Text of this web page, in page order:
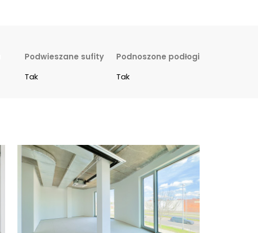
Podwieszane sufity
Tak
Podnoszone podłogi
Tak